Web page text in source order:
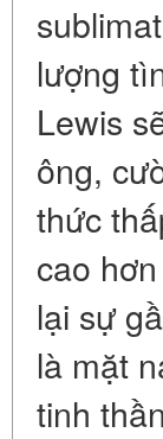
lượng
Lewis
ông,
thức
cao
lại sự
là mặt
tinh